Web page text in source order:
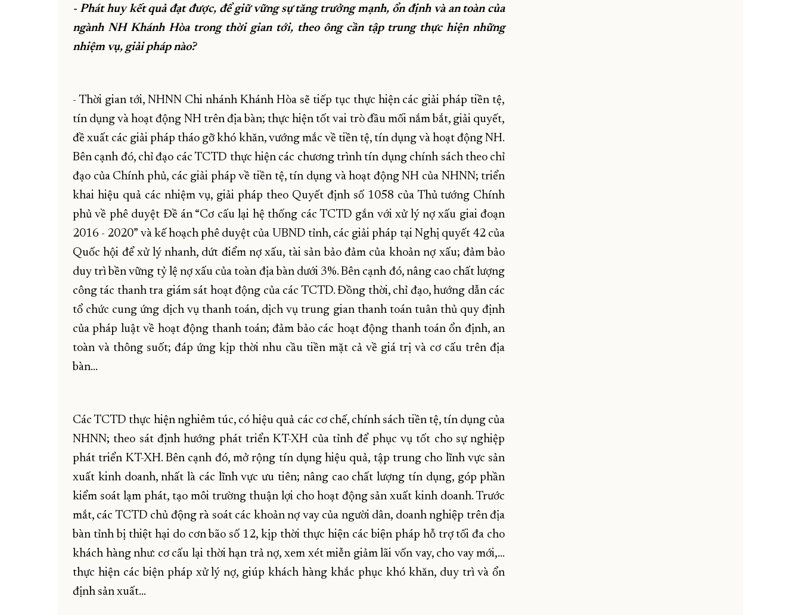
- Phát huy kết quả đạt được, để giữ vững sự tăng trưởng mạnh, ổn định và an toàn của
ngành NH Khánh Hòa trong thời gian tới, theo ông cần tập trung thực hiện những
nhiệm vụ, giải pháp nào?
- Thời gian tới, NHNN Chi nhánh Khánh Hòa sẽ tiếp tục thực hiện các giải pháp tiền tệ,
tín dụng và hoạt động NH trên địa bàn; thực hiện tốt vai trò đầu mối nắm bắt, giải quyết,
đề xuất các giải pháp tháo gỡ khó khăn, vướng mắc về tiền tệ, tín dụng và hoạt động NH.
Bên cạnh đó, chỉ đạo các TCTD thực hiện các chương trình tín dụng chính sách theo chỉ
đạo của Chính phủ, các giải pháp về tiền tệ, tín dụng và hoạt động NH của NHNN; triển
khai hiệu quả các nhiệm vụ, giải pháp theo Quyết định số 1058 của Thủ tướng Chính
phủ về phê duyệt Đề án “Cơ cấu lại hệ thống các TCTD gắn với xử lý nợ xấu giai đoạn
2016 - 2020” và kế hoạch phê duyệt của UBND tỉnh, các giải pháp tại Nghị quyết 42 của
Quốc hội để xử lý nhanh, dứt điểm nợ xấu, tài sản bảo đảm của khoản nợ xấu; đảm bảo
duy trì bền vững tỷ lệ nợ xấu của toàn địa bàn dưới 3%. Bên cạnh đó, nâng cao chất lượng
công tác thanh tra giám sát hoạt động của các TCTD. Đồng thời, chỉ đạo, hướng dẫn các
tổ chức cung ứng dịch vụ thanh toán, dịch vụ trung gian thanh toán tuân thủ quy định
của pháp luật về hoạt động thanh toán; đảm bảo các hoạt động thanh toán ổn định, an
toàn và thông suốt; đáp ứng kịp thời nhu cầu tiền mặt cả về giá trị và cơ cấu trên địa
bàn…
Các TCTD thực hiện nghiêm túc, có hiệu quả các cơ chế, chính sách tiền tệ, tín dụng của
NHNN; theo sát định hướng phát triển KT-XH của tỉnh để phục vụ tốt cho sự nghiệp
phát triển KT-XH. Bên cạnh đó, mở rộng tín dụng hiệu quả, tập trung cho lĩnh vực sản
xuất kinh doanh, nhất là các lĩnh vực ưu tiên; nâng cao chất lượng tín dụng, góp phần
kiểm soát lạm phát, tạo môi trường thuận lợi cho hoạt động sản xuất kinh doanh. Trước
mắt, các TCTD chủ động rà soát các khoản nợ vay của người dân, doanh nghiệp trên địa
bàn tỉnh bị thiệt hại do cơn bão số 12, kịp thời thực hiện các biện pháp hỗ trợ tối đa cho
khách hàng như: cơ cấu lại thời hạn trả nợ, xem xét miễn giảm lãi vốn vay, cho vay mới,…
thực hiện các biện pháp xử lý nợ, giúp khách hàng khắc phục khó khăn, duy trì và ổn
định sản xuất…